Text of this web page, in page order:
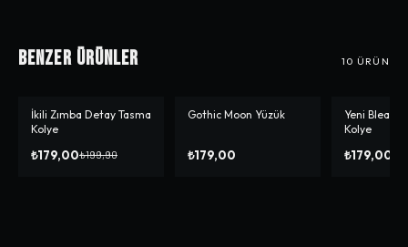
Benzer Ürünler 10 ÜRÜN
-% 10
İkili Zımba Detay Tasma
Kolye
₺179,00₺199,90
Gothic Moon Yüzük
₺179,00
Yeni Bleach
Kolye
₺179,00